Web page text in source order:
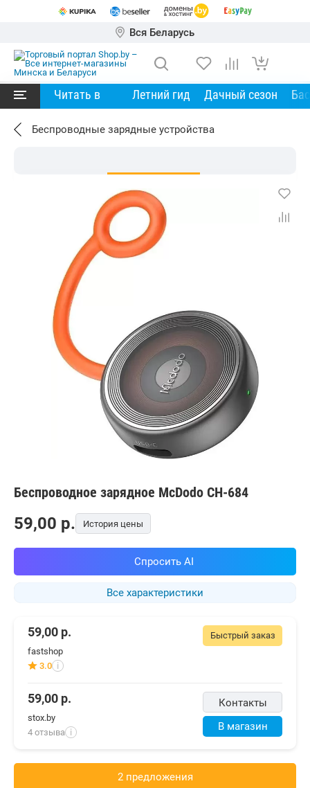
Вся Беларусь
Читать в Летний гид Дачный сезон
Беспроводные зарядные устройства
Беспроводное зарядное McDodo CH-684
Все характеристики
59,00 p. История цены
Спросить AI
Быстрый заказ
59,00 р.
fastshop
3.0 i
Контакты
В магазин
59,00 р.
stox.by
4 отзыва i
2 предложения